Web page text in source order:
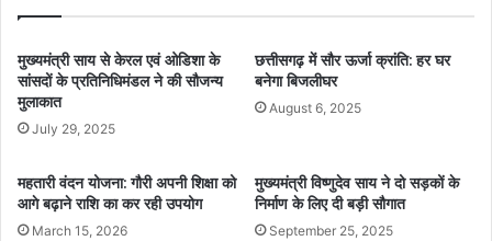
मुख्यमंत्री साय से केरल एवं ओडिशा के
सांसदों के प्रतिनिधिमंडल ने की सौजन्य
मुलाकात
July 29, 2025
छत्तीसगढ़ में सौर ऊर्जा क्रांति: हर घर
बनेगा बिजलीघर
August 6, 2025
महतारी वंदन योजना: गौरी अपनी शिक्षा को
आगे बढ़ाने राशि का कर रही उपयोग
March 15, 2026
मुख्यमंत्री विष्णुदेव साय ने दो सड़कों के
निर्माण के लिए दी बड़ी सौगात
September 25, 2025